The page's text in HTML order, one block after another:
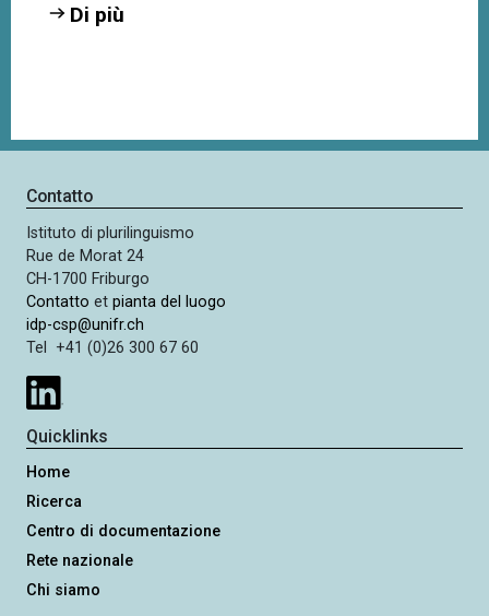
Di più
Contatto
Istituto di plurilinguismo
Rue de Morat 24
CH-1700 Friburgo
Contatto etpianta del luogo
idp-csp@unifr.ch
Tel +41 (0)26 300 67 60
Quicklinks
Home
Ricerca
Centro di documentazione
Rete nazionale
Chi siamo